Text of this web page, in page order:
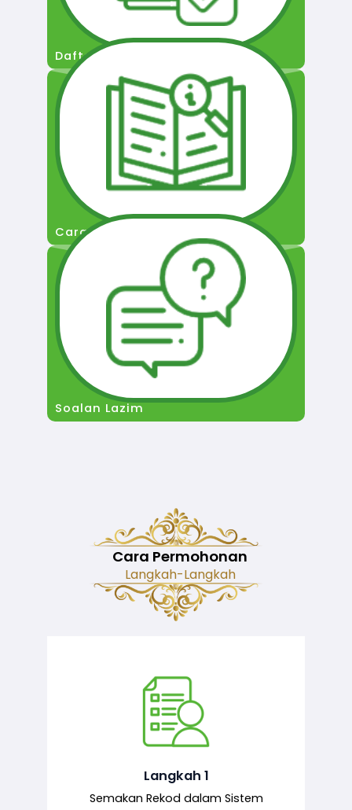
Daftar Pengguna
Cara Permohonan
Soalan Lazim
Cara Permohonan
Langkah-Langkah
Langkah 1
Semakan Rekod dalam Sistem
Semakan ke atas sejarah permohonan
yang pernah dibuat oleh pemohon,